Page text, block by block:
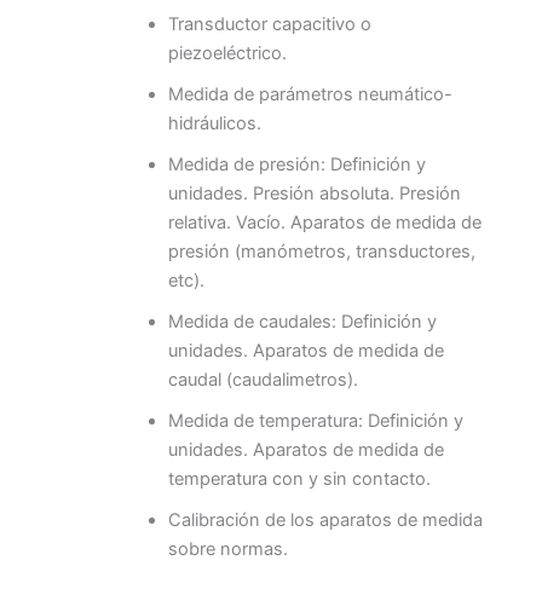
Transductor capacitivo o
piezoeléctrico.
Medida de parámetros neumático-
hidráulicos.
Medida de presión: Definición y
unidades. Presión absoluta. Presión
relativa. Vacío. Aparatos de medida de
presión (manómetros, transductores,
etc).
Medida de caudales: Definición y
unidades. Aparatos de medida de
caudal (caudalimetros).
Medida de temperatura: Definición y
unidades. Aparatos de medida de
temperatura con y sin contacto.
Calibración de los aparatos de medida
sobre normas.